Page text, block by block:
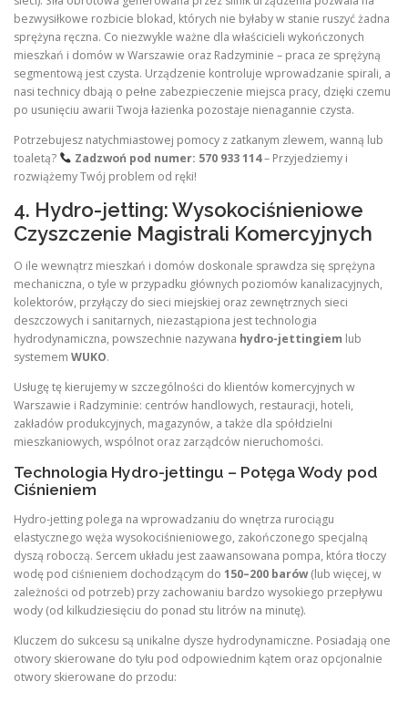
bezwysiłkowe rozbicie blokad, których nie byłaby w stanie ruszyć żadna
sprężyna ręczna. Co niezwykle ważne dla właścicieli wykończonych
mieszkań i domów w Warszawie oraz Radzyminie – praca ze sprężyną
segmentową jest czysta. Urządzenie kontroluje wprowadzanie spirali, a
nasi technicy dbają o pełne zabezpieczenie miejsca pracy, dzięki czemu
po usunięciu awarii Twoja łazienka pozostaje nienagannie czysta.
Potrzebujesz natychmiastowej pomocy z zatkanym zlewem, wanną lub
toaletą?
Zadzwoń pod numer: 570 933 114– Przyjedziemy i
rozwiążemy Twój problem od ręki!
4. Hydro-jetting: Wysokociśnieniowe
Czyszczenie Magistrali Komercyjnych
O ile wewnątrz mieszkań i domów doskonale sprawdza się sprężyna
mechaniczna, o tyle w przypadku głównych poziomów kanalizacyjnych,
kolektorów, przyłączy do sieci miejskiej oraz zewnętrznych sieci
deszczowych i sanitarnych, niezastąpiona jest technologia
hydrodynamiczna, powszechnie nazywana hydro-jettingiem lub
systemem WUKO.
Usługę tę kierujemy w szczególności do klientów komercyjnych w
Warszawie i Radzyminie: centrów handlowych, restauracji, hoteli,
zakładów produkcyjnych, magazynów, a także dla spółdzielni
mieszkaniowych, wspólnot oraz zarządców nieruchomości.
Technologia Hydro-jettingu – Potęga Wody pod
Ciśnieniem
Hydro-jetting polega na wprowadzaniu do wnętrza rurociągu
elastycznego węża wysokociśnieniowego, zakończonego specjalną
dyszą roboczą. Sercem układu jest zaawansowana pompa, która tłoczy
wodę pod ciśnieniem dochodzącym do 150–200 barów(lub więcej, w
zależności od potrzeb) przy zachowaniu bardzo wysokiego przepływu
wody (od kilkudziesięciu do ponad stu litrów na minutę).
Kluczem do sukcesu są unikalne dysze hydrodynamiczne. Posiadają one
otwory skierowane do tyłu pod odpowiednim kątem oraz opcjonalnie
otwory skierowane do przodu: